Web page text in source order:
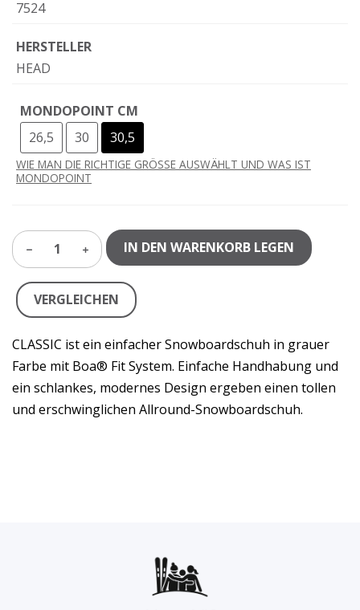
7524
HERSTELLER
HEAD
MONDOPOINT CM
26,5
30 30,5
WIE MAN DIE RICHTIGE GRÖSSE AUSWÄHLT UND WAS IST
MONDOPOINT
1 IN DEN WARENKORB LEGEN
VERGLEICHEN
CLASSIC ist ein einfacher Snowboardschuh in grauer
Farbe mit Boa® Fit System. Einfache Handhabung und
ein schlankes, modernes Design ergeben einen tollen
und erschwinglichen Allround-Snowboardschuh.